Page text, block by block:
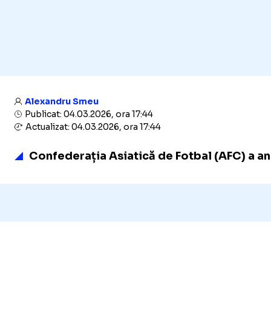
Alexandru Smeu
Publicat: 04.03.2026, ora 17:44
Actualizat: 04.03.2026, ora 17:44
Confederația Asiatică de Fotbal (AFC) a